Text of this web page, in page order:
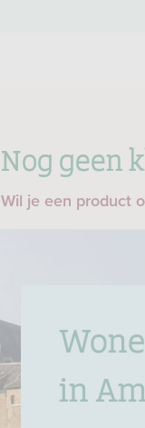
Nog geen
Wil je een product
in